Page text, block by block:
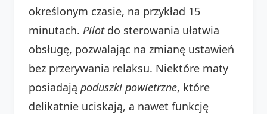
określonym czasie, na przykład 15
minutach. Pilotdo sterowania ułatwia
obsługę, pozwalając na zmianę ustawień
bez przerywania relaksu. Niektóre maty
posiadają poduszki powietrzne, które
delikatnie uciskają, a nawet funkcję